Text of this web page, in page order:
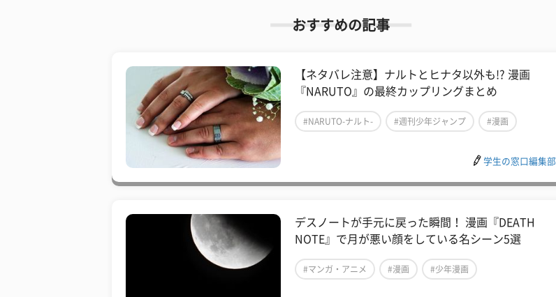
おすすめの記事
【ネタバレ注意】ナルトとヒナタ以外も!? 漫画
『NARUTO』の最終カップリングまとめ
#NARUTO-ナルト- #週刊少年ジャンプ #漫画
学生の窓口編集部
デスノートが手元に戻った瞬間！ 漫画『DEATH
NOTE』で月が悪い顔をしている名シーン5選
#マンガ・アニメ #漫画 #少年漫画